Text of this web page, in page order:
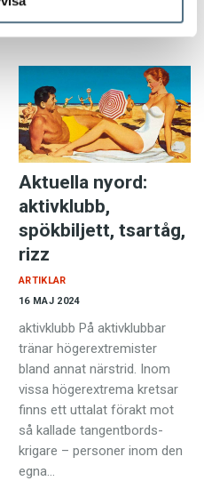
storklubbar startat verk­
samhet på damsidan.…
Aktuella nyord:
aktivklubb,
spökbiljett, tsartåg,
rizz
16 MAJ 2024
ARTIKLAR
aktivklubb På aktivklubbar
tränar höger­extremister
bland annat närstrid. Inom
vissa högerextrema kretsar
finns ett uttalat förakt mot
så kallade tangentbords­
krigare – personer inom den
egna…